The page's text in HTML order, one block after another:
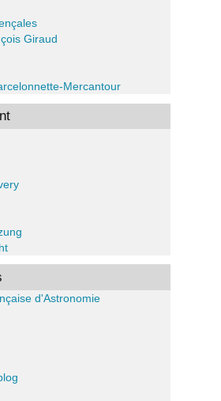
Giraud
Mercantour
d'Astronomie